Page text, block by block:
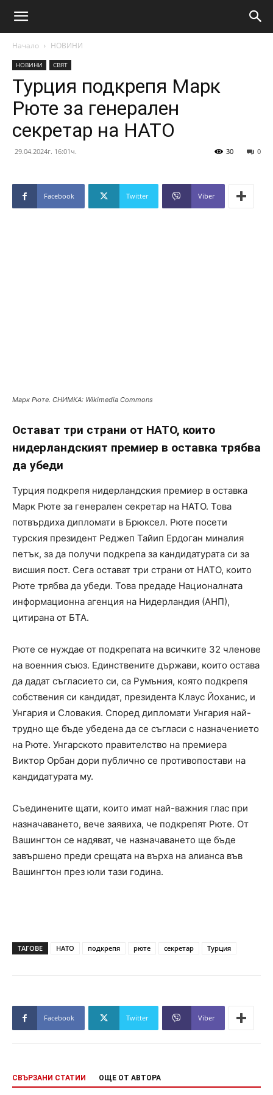
Начало НОВИНИ
НОВИНИ СВЯТ
Турция подкрепя Марк
Рюте за генерален
секретар на НАТО
29.04.2024г. 16:01ч. 0
30
Facebook Twitter Viber
Марк Рюте. СНИМКА: Wikimedia Commons
Остават три страни от НАТО, които
нидерландският премиер в оставка трябва
да убеди
Турция подкрепя нидерландския премиер в оставка
Марк Рюте за генерален секретар на НАТО. Това
потвърдиха дипломати в Брюксел. Рюте посети
турския президент Реджеп Тайип Ердоган миналия
петък, за да получи подкрепа за кандидатурата си за
висшия пост. Сега остават три страни от НАТО, които
Рюте трябва да убеди. Това предаде Националната
информационна агенция на Нидерландия (АНП),
цитирана от БТА.
Рюте се нуждае от подкрепата на всичките 32 членове
на военния съюз. Единствените държави, които остава
да дадат съгласието си, са Румъния, която подкрепя
собствения си кандидат, президента Клаус Йоханис, и
Унгария и Словакия. Според дипломати Унгария най-
трудно ще бъде убедена да се съгласи с назначението
на Рюте. Унгарското правителство на премиера
Виктор Орбан дори публично се противопостави на
кандидатурата му.
Съединените щати, които имат най-важния глас при
назначаването, вече заявиха, че подкрепят Рюте. От
Вашингтон се надяват, че назначаването ще бъде
завършено преди срещата на върха на алианса във
Вашингтон през юли тази година.
ТАГОВЕ НАТО подкрепя рюте секретар Турция
Facebook Twitter Viber
СВЪРЗАНИ СТАТИИ ОЩЕ ОТ АВТОРА